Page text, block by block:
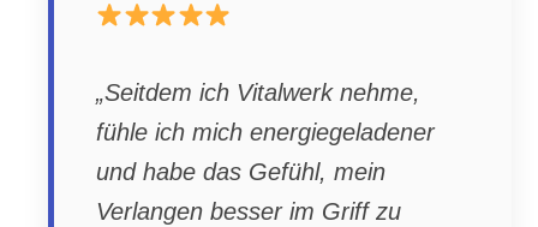
„Seitdem ich Vitalwerk nehme,
fühle ich mich energiegeladener
und habe das Gefühl, mein
Verlangen besser im Griff zu